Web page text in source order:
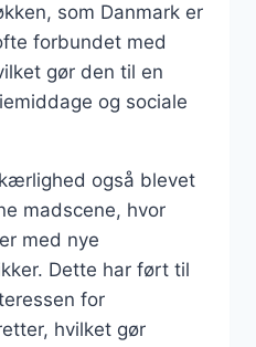
som Danmark er
forbundet med
gør den til en
og sociale
også blevet
madscene, hvor
med nye
Dette har ført til
for
hvilket gør